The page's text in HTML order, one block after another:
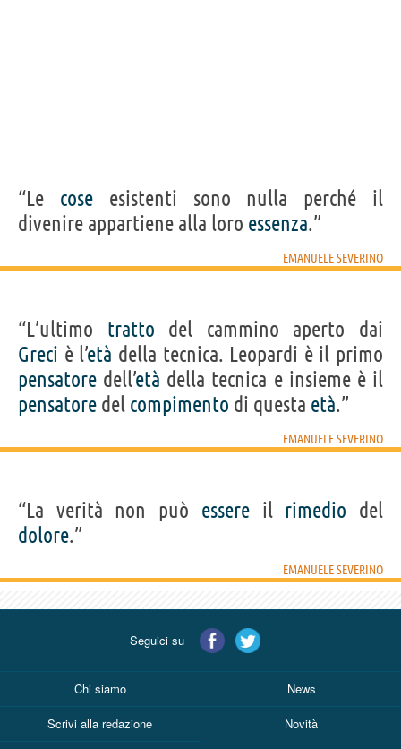
“Le coseesistenti sono nulla perché il
divenire appartiene alla loro essenza.”
EMANUELE SEVERINO
“L’ultimo tratto del cammino aperto dai
Greci è l’età della tecnica. Leopardi è il primo
pensatore dell’età della tecnica e insieme è il
pensatore del compimento di questa età.”
EMANUELE SEVERINO
“La verità non può essereil rimedio del
dolore.”
EMANUELE SEVERINO
Seguici su
Chi siamo News
Scrivi alla redazione Novità